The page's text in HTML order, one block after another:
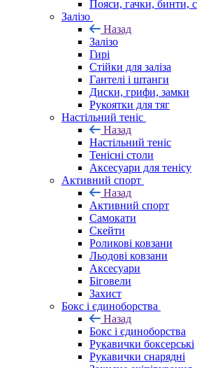
Пояси, гачки, бинти,
Залізо
Назад
Залізо
Гирі
Стійки для заліза
Гантелі і штанги
Диски, грифи, замки
Рукоятки для тяг
Настільний теніс
Назад
Настільний теніс
Тенісні столи
Аксесуари для тенісу
Активний спорт
Назад
Активний спорт
Самокати
Скейти
Роликові ковзани
Льодові ковзани
Аксесуари
Біговели
Захист
Бокс і єдиноборства
Назад
Бокс і єдиноборства
Рукавички боксерські
Рукавички снарядні